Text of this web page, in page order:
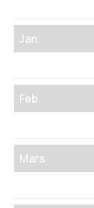
Jan.
Feb.
Mars